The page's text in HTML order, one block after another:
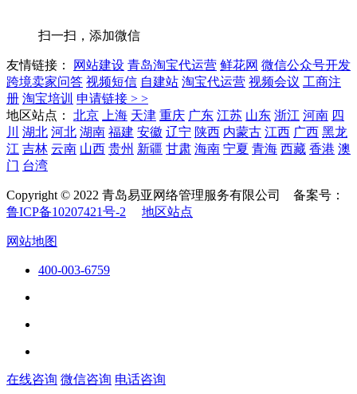
扫一扫，添加微信
友情链接： 网站建设 青岛淘宝代运营 鲜花网 微信公众号开发
跨境卖家问答 视频短信 自建站 淘宝代运营 视频会议 工商注
册 淘宝培训 申请链接 > >
地区站点：
北京 上海 天津 重庆 广东 江苏 山东 浙江 河南 四
川
湖北 河北 湖南 福建 安徽 辽宁 陕西 内蒙古 江西 广西 黑龙
江 吉林 云南 山西 贵州 新疆 甘肃 海南 宁夏 青海 西藏 香港 澳
门 台湾
Copyright © 2022 青岛易亚网络管理服务有限公司 备案号：
鲁ICP备10207421号-2
地区站点
网站地图
400-003-6759
在线咨询 微信咨询 电话咨询